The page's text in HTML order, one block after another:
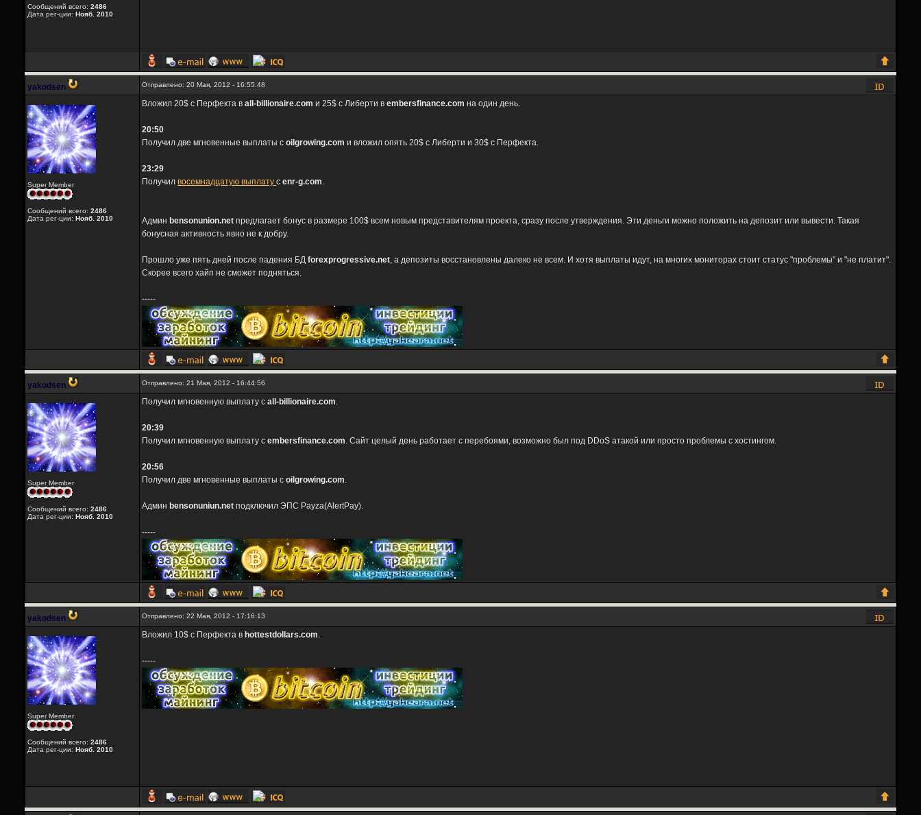
Сообщений всего: 2486
Дата рег-ции: Нояб. 2010
yakodsen Отправлено: 20 Мая, 2012 - 16:55:48
Super Member
Сообщений всего: 2486
Дата рег-ции: Нояб. 2010
Вложил 20$ с Перфекта в all-billionaire.com и 25$ с Либерти в embersfinance.com на один день.
20:50
Получил две мгновенные выплаты с oilgrowing.com и вложил опять 20$ с Либерти и 30$ с Перфекта.
23:29
Получил восемнадцатую выплату с enr-g.com.
Админ bensonunion.net предлагает бонус в размере 100$ всем новым представителям проекта, сразу после утверждения. Эти деньги можно положить на депозит или вывести. Такая
бонусная активность явно не к добру.
Прошло уже пять дней после падения БД forexprogressive.net, а депозиты восстановлены далеко не всем. И хотя выплаты идут, на многих мониторах стоит статус "проблемы" и "не платит".
Скорее всего хайп не сможет подняться.
-----
yakodsen Отправлено: 21 Мая, 2012 - 16:44:56
Super Member
Сообщений всего: 2486
Дата рег-ции: Нояб. 2010
Получил мгновенную выплату с all-billionaire.com.
20:39
Получил мгновенную выплату с embersfinance.com. Сайт целый день работает с перебоями, возможно был под DDoS атакой или просто проблемы с хостингом.
20:56
Получил две мгновенные выплаты с oilgrowing.com.
Админ bensonuniun.net подключил ЭПС Payza(AlertPay).
-----
yakodsen Отправлено: 22 Мая, 2012 - 17:16:13
Super Member
Сообщений всего: 2486
Дата рег-ции: Нояб. 2010
Вложил 10$ с Перфекта в hottestdollars.com.
-----